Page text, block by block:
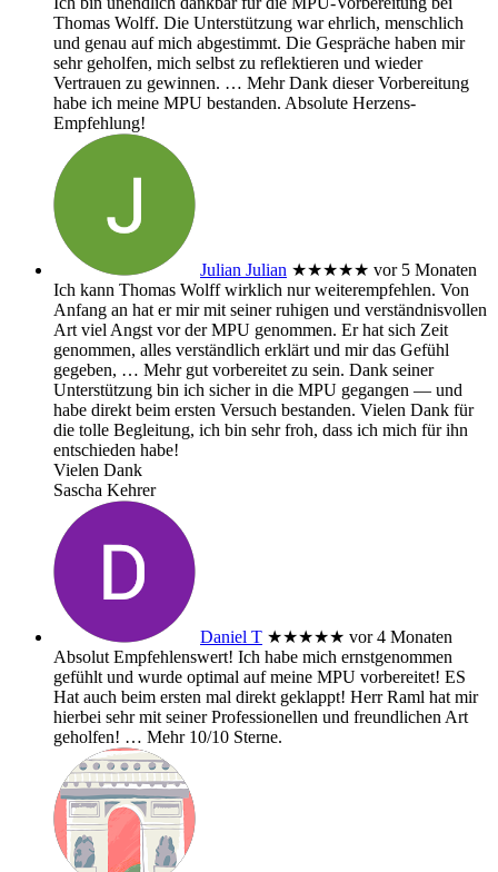
Thomas Wolff. Die Unterstützung war ehrlich, menschlich
und genau auf mich abgestimmt. Die Gespräche haben mir
sehr geholfen, mich selbst zu reflektieren und wieder
Vertrauen zu gewinnen. … MehrDank dieser Vorbereitung
habe ich meine MPU bestanden. Absolute Herzens-
Empfehlung!
Julian Julian ★★★★★ vor 5 Monaten
Ich kann Thomas Wolff wirklich nur weiterempfehlen. Von
Anfang an hat er mir mit seiner ruhigen und verständnisvollen
Art viel Angst vor der MPU genommen. Er hat sich Zeit
genommen, alles verständlich erklärt und mir das Gefühl
gegeben, … Mehrgut vorbereitet zu sein. Dank seiner
Unterstützung bin ich sicher in die MPU gegangen — und
habe direkt beim ersten Versuch bestanden. Vielen Dank für
die tolle Begleitung, ich bin sehr froh, dass ich mich für ihn
entschieden habe!
Vielen Dank
Sascha Kehrer
Daniel T ★★★★★ vor 4 Monaten
Absolut Empfehlenswert! Ich habe mich ernstgenommen
gefühlt und wurde optimal auf meine MPU vorbereitet! ES
Hat auch beim ersten mal direkt geklappt! Herr Raml hat mir
hierbei sehr mit seiner Professionellen und freundlichen Art
geholfen! … Mehr10/10 Sterne.